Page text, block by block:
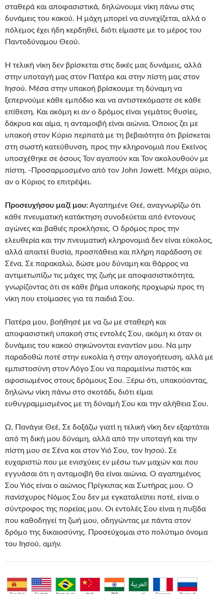
σταθερά και αποφασιστικά, δηλώνουμε νίκη πάνω στις
δυνάμεις του κακού. Η μάχη μπορεί να συνεχίζεται, αλλά ο
πόλεμος έχει ήδη κερδηθεί, διότι είμαστε με το μέρος του
Παντοδύναμου Θεού.
Η τελική νίκη δεν βρίσκεται στις δικές μας δυνάμεις, αλλά
στην υποταγή μας στον Πατέρα και στην πίστη μας στον
Ιησού. Μέσα στην υπακοή βρίσκουμε τη δύναμη να
ξεπερνούμε κάθε εμπόδιο και να αντιστεκόμαστε σε κάθε
επίθεση. Και ακόμη κι αν ο δρόμος είναι γεμάτος θυσίες,
δάκρυα και αίμα, η ανταμοιβή είναι αιώνια. Όποιος ζει με
υπακοή στον Κύριο περπατά με τη βεβαιότητα ότι βρίσκεται
στη σωστή κατεύθυνση, προς την κληρονομιά που Εκείνος
υποσχέθηκε σε όσους Τον αγαπούν και Τον ακολουθούν με
πίστη. -Προσαρμοσμένο από τον John Jowett. Μέχρι αύριο,
αν ο Κύριος το επιτρέψει.
Προσευχήσου μαζί μου:Αγαπημένε Θεέ, αναγνωρίζω ότι
κάθε πνευματική κατάκτηση συνοδεύεται από έντονους
αγώνες και βαθιές προκλήσεις. Ο δρόμος προς την
ελευθερία και την πνευματική κληρονομιά δεν είναι εύκολος,
αλλά απαιτεί θυσία, προσπάθεια και πλήρη παράδοση σε
Σένα. Σε παρακαλώ, δώσε μου δύναμη και θάρρος να
αντιμετωπίζω τις μάχες της ζωής με αποφασιστικότητα,
γνωρίζοντας ότι σε κάθε βήμα υπακοής προχωρώ προς τη
νίκη που ετοίμασες για τα παιδιά Σου.
Πατέρα μου, βοήθησέ με να ζω με σταθερή και
αποφασιστική υπακοή στις εντολές Σου, ακόμη κι όταν οι
δυνάμεις του κακού σηκώνονται εναντίον μου. Να μην
παραδοθώ ποτέ στην ευκολία ή στην απογοήτευση, αλλά με
εμπιστοσύνη στον Λόγο Σου να παραμείνω πιστός και
αφοσιωμένος στους δρόμους Σου. Ξέρω ότι, υπακούοντας,
δηλώνω νίκη πάνω στο σκοτάδι, διότι είμαι
ευθυγραμμισμένος με τη δύναμή Σου και την αλήθεια Σου.
Ω, Πανάγιε Θεέ, Σε δοξάζω γιατί η τελική νίκη δεν εξαρτάται
από τη δική μου δύναμη, αλλά από την υποταγή και την
πίστη μου σε Σένα και στον Υιό Σου, τον Ιησού. Σε
ευχαριστώ που με ενισχύεις εν μέσω των μαχών και που
εγγυάσαι ότι η ανταμοιβή θα είναι αιώνια. Ο αγαπημένος
Σου Υιός είναι ο αιώνιος Πρίγκιπας και Σωτήρας μου. Ο
πανίσχυρος Νόμος Σου δεν με εγκαταλείπει ποτέ, είναι ο
σύντροφος της πορείας μου. Οι εντολές Σου είναι η πυξίδα
που καθοδηγεί τη ζωή μου, οδηγώντας με πάντα στον
δρόμο της δικαιοσύνης. Προσεύχομαι στο πολύτιμο όνομα
του Ιησού, αμήν.